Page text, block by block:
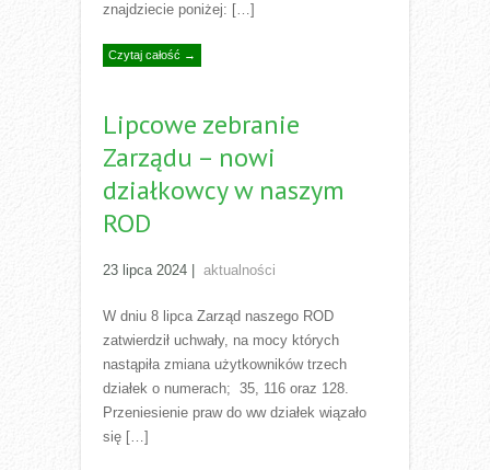
znajdziecie poniżej: […]
Czytaj całość →
Lipcowe zebranie
Zarządu – nowi
działkowcy w naszym
ROD
23 lipca 2024 aktualności
W dniu 8 lipca Zarząd naszego ROD
zatwierdził uchwały, na mocy których
nastąpiła zmiana użytkowników trzech
działek o numerach; 35, 116 oraz 128.
Przeniesienie praw do ww działek wiązało
się […]